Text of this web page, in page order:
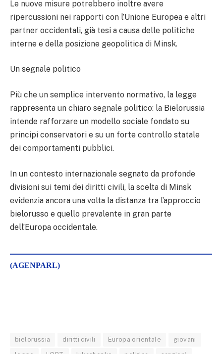
Le nuove misure potrebbero inoltre avere
ripercussioni nei rapporti con l’Unione Europea e altri
partner occidentali, già tesi a causa delle politiche
interne e della posizione geopolitica di Minsk.
Un segnale politico
Più che un semplice intervento normativo, la legge
rappresenta un chiaro segnale politico: la Bielorussia
intende rafforzare un modello sociale fondato su
principi conservatori e su un forte controllo statale
dei comportamenti pubblici.
In un contesto internazionale segnato da profonde
divisioni sui temi dei diritti civili, la scelta di Minsk
evidenzia ancora una volta la distanza tra l’approccio
bielorusso e quello prevalente in gran parte
dell’Europa occidentale.
(AGENPARL)
bielorussia diritti civili Europa orientale giovani